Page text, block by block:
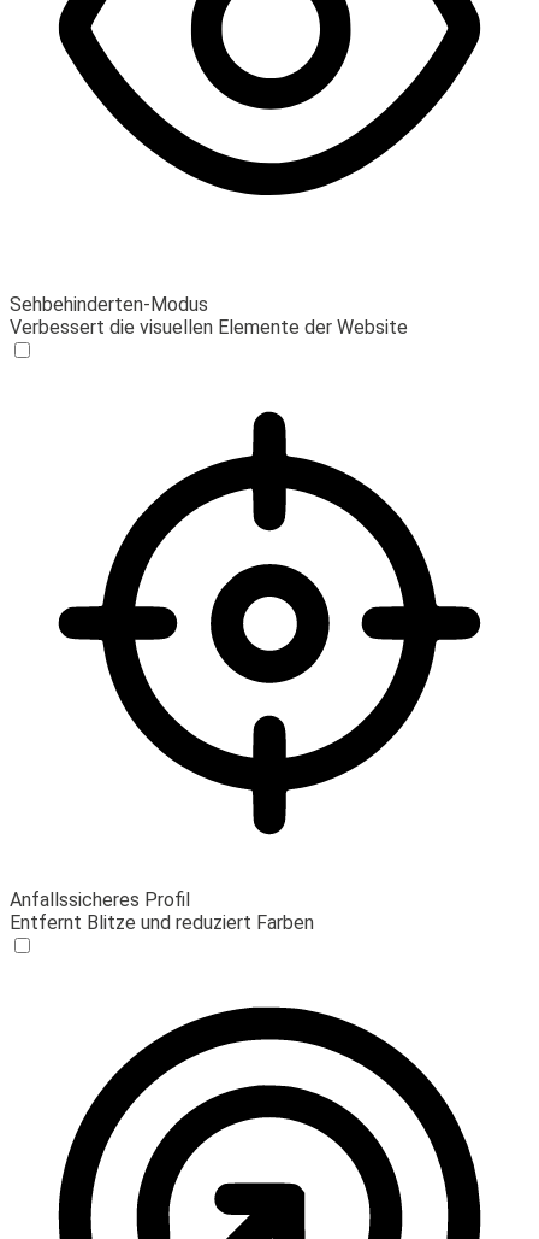
Sehbehinderten-Modus
Verbessert die visuellen Elemente der Website
Anfallssicheres Profil
Entfernt Blitze und reduziert Farben